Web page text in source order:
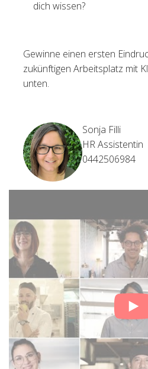
dich wissen?
Gewinne einen ersten
zukünftigen Arbeitsplatz mit
unten.
Sonja Filli
HR Assistentin
0442506984